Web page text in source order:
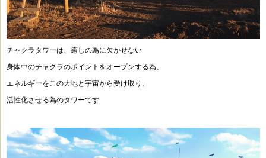
チャクラタワーは、癒しの為に欠かせない
身体中のチャクラのポイントをオープンする為、
エネルギーをこの大地と宇宙から受け取り、
活性化させる為のタワーです